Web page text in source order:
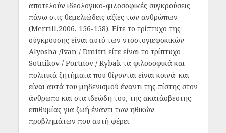
αποτελούν ιδεολογικο-φιλοσοφικές συγκρούσεις
πάνω στις θεμελιώδεις αξίες των ανθρώπων
(Merrill,2006, 156-158). Είτε το τρίπτυχο της
σύγκρουσης είναι αυτό των ντοστογιεφσκικών
Alyosha /Ivan / Dmitri είτε είναι το τρίπτυχο
Sotnikov / Portnov / Rybak τα φιλοσοφικά και
πολιτικά ζητήματα που θίγονται είναι κοινά· και
είναι αυτά του μηδενισμού έναντι της πίστης στον
άνθρωπο και στα ιδεώδη του, της ακατάσβεστης
επιθυμίας για ζωή έναντι των ηθικών
προβλημάτων που αυτή φέρει.